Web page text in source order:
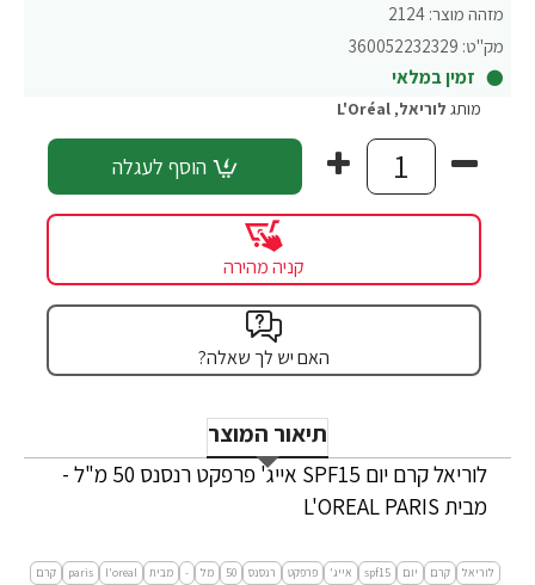
מזהה מוצר: 2124
מק"ט: 360052232329
זמין במלאי
מותג לוריאל,
L'Oréal
הוסף לעגלה
קניה מהירה
האם יש לך שאלה?
תיאור המוצר
לוריאל קרם יום SPF15 אייג' פרפקט רנסנס 50 מ"ל -
מבית L'OREAL PARIS
לוריאל קרם יום spf15 אייג' פרפקט רנסנס 50 מל - מבית l'oreal
paris
קרם